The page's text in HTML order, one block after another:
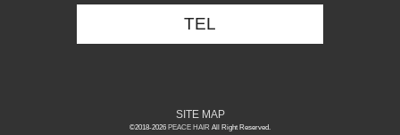
TEL
SITE MAP
©2018-2026 PEACE HAIR All Right Reserved.